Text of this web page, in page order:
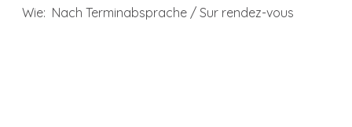
Wie: Nach Terminabsprache / Sur rendez-vous